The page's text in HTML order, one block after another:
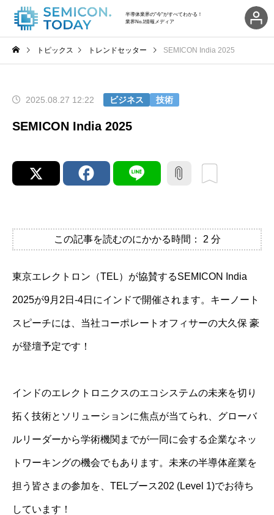
半導体業界の"今"がすべてわかる！
業界No.1情報メディア
トピックス トレンドセッター SEMICON India 2025
2025.08.27 12:22 ビジネス 技術
SEMICON India 2025
この記事を読むのにかかる時間： 2 分
東京エレクトロン（TEL）が協賛するSEMICON India
2025が9月2日-4日にインドで開催されます。キーノート
スピーチには、当社コーポレートオフィサーの大久保 豪
が登壇予定です！
インドのエレクトロニクスのエコシステムの未来を切り
拓く技術とソリューションに焦点が当てられ、グローバ
ルリーダーから学術機関までが一同に会する企業なネッ
トワーキングの機会でもあります。未来の半導体産業を
担う皆さまの参加を、TELブース202 (Level 1)でお待ち
しています！